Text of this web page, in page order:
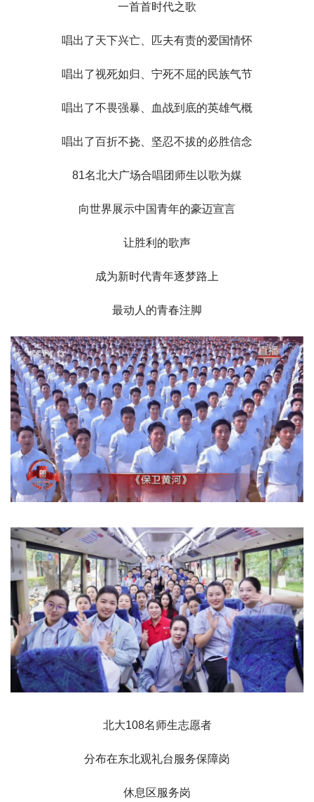
一首首时代之歌
唱出了天下兴亡、匹夫有责的爱国情怀
唱出了视死如归、宁死不屈的民族气节
唱出了不畏强暴、血战到底的英雄气概
唱出了百折不挠、坚忍不拔的必胜信念
81名北大广场合唱团师生以歌为媒
向世界展示中国青年的豪迈宣言
让胜利的歌声
成为新时代青年逐梦路上
最动人的青春注脚
北大108名师生志愿者
分布在东北观礼台服务保障岗
休息区服务岗